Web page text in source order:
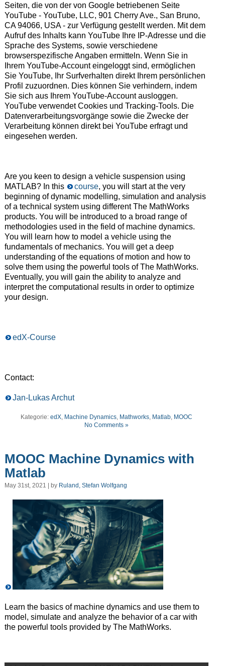
Seiten, die von der von Google betriebenen Seite
YouTube - YouTube, LLC, 901 Cherry Ave., San Bruno,
CA 94066, USA - zur Verfügung gestellt werden. Mit dem
Aufruf des Inhalts kann YouTube Ihre IP-Adresse und die
Sprache des Systems, sowie verschiedene
browserspezifische Angaben ermitteln. Wenn Sie in
Ihrem YouTube-Account eingeloggt sind, ermöglichen
Sie YouTube, Ihr Surfverhalten direkt Ihrem persönlichen
Profil zuzuordnen. Dies können Sie verhindern, indem
Sie sich aus Ihrem YouTube-Account ausloggen.
YouTube verwendet Cookies und Tracking-Tools. Die
Datenverarbeitungsvorgänge sowie die Zwecke der
Verarbeitung können direkt bei YouTube erfragt und
eingesehen werden.
Are you keen to design a vehicle suspension using
MATLAB? In this
course, you will start at the very
beginning of dynamic modelling, simulation and analysis
of a technical system using different The MathWorks
products. You will be introduced to a broad range of
methodologies used in the field of machine dynamics.
You will learn how to model a vehicle using the
fundamentals of mechanics. You will get a deep
understanding of the equations of motion and how to
solve them using the powerful tools of The MathWorks.
Eventually, you will gain the ability to analyze and
interpret the computational results in order to optimize
your design.
edX-Course
Contact:
Jan-Lukas Archut
Kategorie: edX, Machine Dynamics, Mathworks, Matlab, MOOC
No Comments »
MOOC Machine Dynamics with
Matlab
May 31st, 2021 | by Ruland, Stefan Wolfgang
Learn the basics of machine dynamics and use them to
model, simulate and analyze the behavior of a car with
the powerful tools provided by The MathWorks.